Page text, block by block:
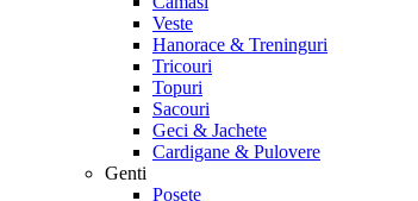
Veste
Hanorace & Treninguri
Tricouri
Topuri
Sacouri
Geci & Jachete
Cardigane & Pulovere
Genti
Posete